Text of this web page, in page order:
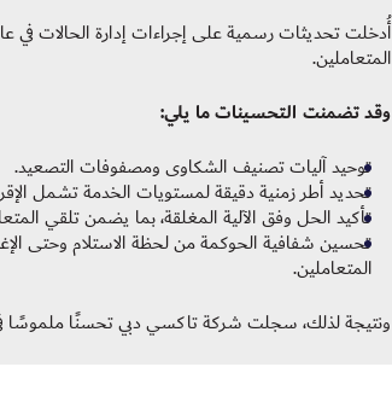
المتعاملين.
وقد تضمنت التحسينات ما يلي:
توحيد آليات تصنيف الشكاوى ومصفوفات التصعيد.
تحديد أطر زمنية دقيقة لمستويات الخدمة تشمل
تأكيد الحل وفق الآلية المغلقة، بما يضمن تلقي
تحسين شفافية الحوكمة من لحظة الاستلام وحتى
المتعاملين.
ونتيجة لذلك، سجلت شركة تاكسي دبي تحسنًا ملموسًا في